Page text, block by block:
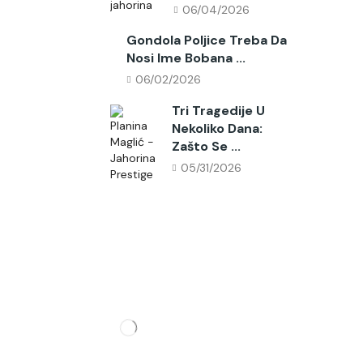
06/04/2026
Gondola Poljice Treba Da
Nosi Ime Bobana ...
06/02/2026
Tri Tragedije U
Nekoliko Dana:
Zašto Se ...
05/31/2026